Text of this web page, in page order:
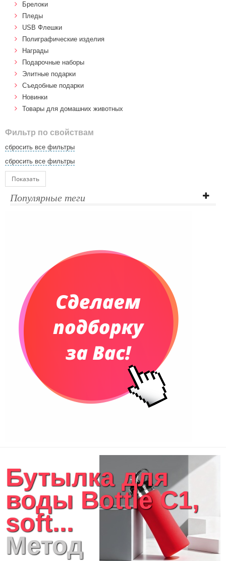
Брелоки
Пледы
USB Флешки
Полиграфические изделия
Награды
Подарочные наборы
Элитные подарки
Cъедобные подарки
Новинки
Товары для домашних животных
Фильтр по свойствам
сбросить все фильтры
сбросить все фильтры
Показать
Популярные теги
Бутылка для
воды Bottle C1,
soft...
Метод